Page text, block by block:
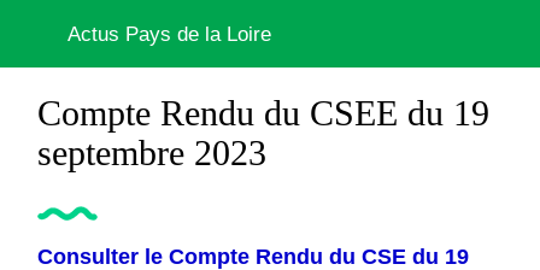
Actus Pays de la Loire
Compte Rendu du CSEE du 19
septembre 2023
Consulter le Compte Rendu du CSE du 19